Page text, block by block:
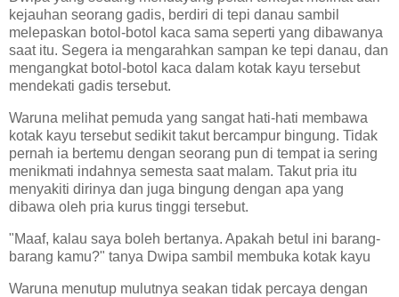
kejauhan seorang gadis, berdiri di tepi danau sambil
melepaskan botol-botol kaca sama seperti yang dibawanya
saat itu. Segera ia mengarahkan sampan ke tepi danau, dan
mengangkat botol-botol kaca dalam kotak kayu tersebut
mendekati gadis tersebut.
Waruna melihat pemuda yang sangat hati-hati membawa
kotak kayu tersebut sedikit takut bercampur bingung. Tidak
pernah ia bertemu dengan seorang pun di tempat ia sering
menikmati indahnya semesta saat malam. Takut pria itu
menyakiti dirinya dan juga bingung dengan apa yang
dibawa oleh pria kurus tinggi tersebut.
"Maaf, kalau saya boleh bertanya. Apakah betul ini barang-
barang kamu?" tanya Dwipa sambil membuka kotak kayu
Waruna menutup mulutnya seakan tidak percaya dengan